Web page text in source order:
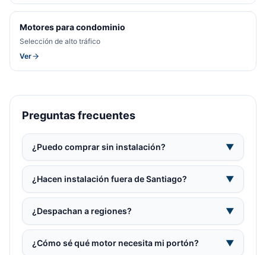
Motores para condominio
Selección de alto tráfico
Ver
Preguntas frecuentes
¿Puedo comprar sin instalación? ▼
¿Hacen instalación fuera de Santiago? ▼
¿Despachan a regiones? ▼
¿Cómo sé qué motor necesita mi portón? ▼